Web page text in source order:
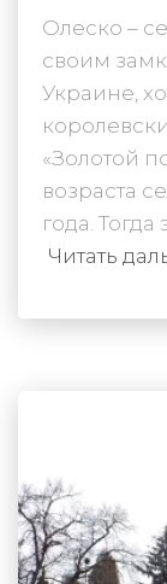
Олеско –
своим
Украине,
«Золотой
возраста
года. Тогда
Читать